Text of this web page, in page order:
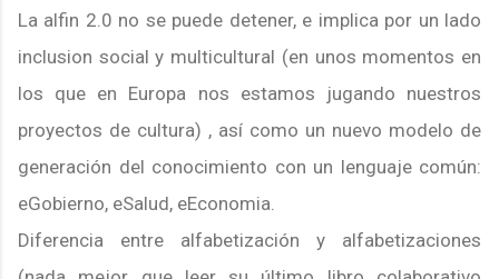
La alfin 2.0 no se puede detener, e implica por un lado
inclusion social y multicultural (en unos momentos en
los que en Europa nos estamos jugando nuestros
proyectos de cultura) , así como un nuevo modelo de
generación del conocimiento con un lenguaje común:
eGobierno, eSalud, eEconomia.
Diferencia entre alfabetización y alfabetizaciones